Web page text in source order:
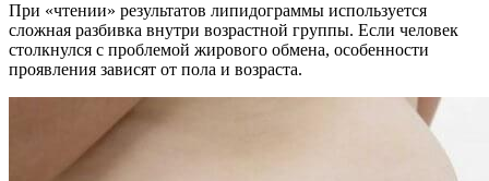
При «чтении» результатов липидограммы используется
сложная разбивка внутри возрастной группы. Если человек
столкнулся с проблемой жирового обмена, особенности
проявления зависят от пола и возраста.